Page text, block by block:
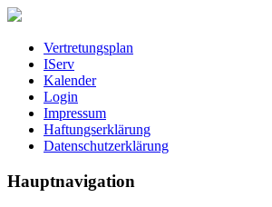
Vertretungsplan
IServ
Kalender
Login
Impressum
Haftungserklärung
Datenschutzerklärung
Hauptnavigation